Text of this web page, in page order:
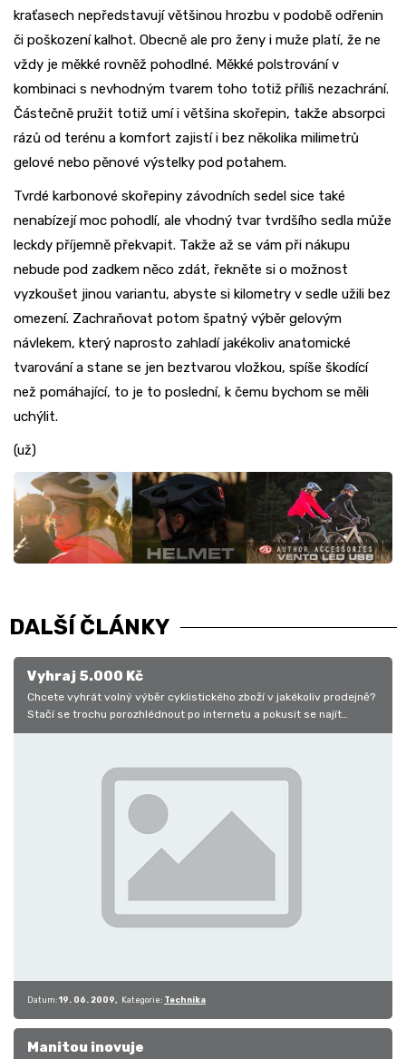
kraťasech nepředstavují většinou hrozbu v podobě odřenin
či poškození kalhot. Obecně ale pro ženy i muže platí, že ne
vždy je měkké rovněž pohodlné. Měkké polstrování v
kombinaci s nevhodným tvarem toho totiž příliš nezachrání.
Částečně pružit totiž umí i většina skořepin, takže absorpci
rázů od terénu a komfort zajistí i bez několika milimetrů
gelové nebo pěnové výstelky pod potahem.
Tvrdé karbonové skořepiny závodních sedel sice také
nenabízejí moc pohodlí, ale vhodný tvar tvrdšího sedla může
leckdy příjemně překvapit. Takže až se vám při nákupu
nebude pod zadkem něco zdát, řekněte si o možnost
vyzkoušet jinou variantu, abyste si kilometry v sedle užili bez
omezení. Zachraňovat potom špatný výběr gelovým
návlekem, který naprosto zahladí jakékoliv anatomické
tvarování a stane se jen beztvarou vložkou, spíše škodící
než pomáhající, to je to poslední, k čemu bychom se měli
uchýlit.
(už)
DALŠÍ ČLÁNKY
Vyhraj 5.000 Kč
Chcete vyhrát volný výběr cyklistického zboží v jakékoliv prodejně?
Stačí se trochu porozhlédnout po internetu a pokusit se najít…
Datum: 19. 06. 2009 Kategorie: Technika
Manitou inovuje